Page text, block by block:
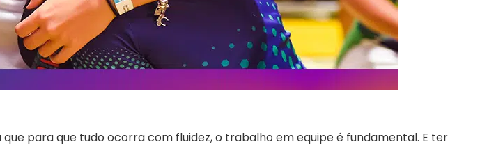
para que tudo ocorra com fluidez, o trabalho em equipe é fundamental. E ter